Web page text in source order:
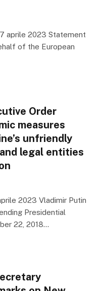
aprile 2023 Statement
of the European
Order
measures
unfriendly
legal entities
2023 Vladimir Putin
Presidential
22, 2018…